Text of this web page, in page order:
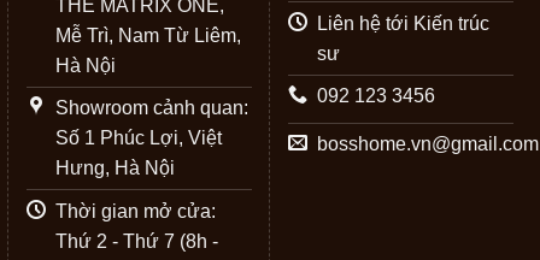
THE MATRIX ONE,
Mễ Trì, Nam Từ Liêm,
Hà Nội
Showroom cảnh quan:
Số 1 Phúc Lợi, Việt
Hưng, Hà Nội
Thời gian mở cửa:
Thứ 2 - Thứ 7 (8h -
Liên hệ tới Kiến trúc
sư
092 123 3456
bosshome.vn@gmail.com